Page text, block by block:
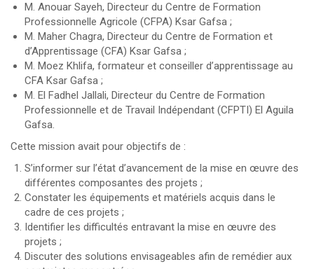
M. Anouar Sayeh, Directeur du Centre de Formation
Professionnelle Agricole (CFPA) Ksar Gafsa ;
M. Maher Chagra, Directeur du Centre de Formation et
d’Apprentissage (CFA) Ksar Gafsa ;
M. Moez Khlifa, formateur et conseiller d’apprentissage au
CFA Ksar Gafsa ;
M. El Fadhel Jallali, Directeur du Centre de Formation
Professionnelle et de Travail Indépendant (CFPTI) El Aguila
Gafsa.
Cette mission avait pour objectifs de :
S’informer sur l’état d’avancement de la mise en œuvre des
différentes composantes des projets ;
Constater les équipements et matériels acquis dans le
cadre de ces projets ;
Identifier les difficultés entravant la mise en œuvre des
projets ;
Discuter des solutions envisageables afin de remédier aux